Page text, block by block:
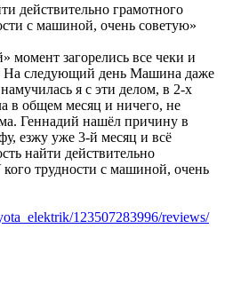
действительно грамотного
с машиной, очень советую»
момент загорелись все чеки и
На следующий день Машина даже
я с эти делом, в 2-х
в общем месяц и ничего, не
Геннадий нашёл причину в
езжу уже 3-й месяц и всё
найти действительно
трудности с машиной, очень
123507283996/reviews/